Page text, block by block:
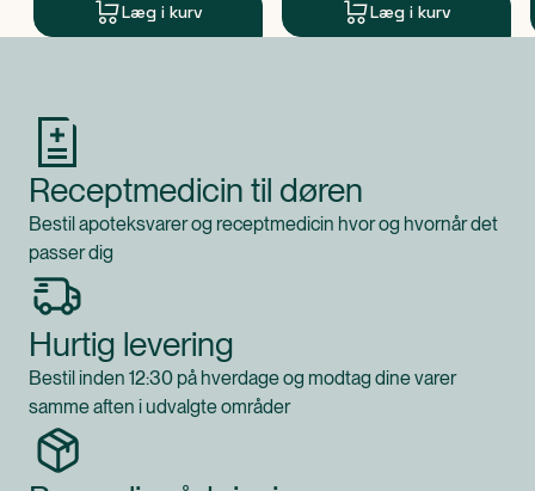
Læg i kurv Læg i kurv
Receptmedicin til døren
Bestil apoteksvarer og receptmedicin hvor og hvornår det
passer dig
Hurtig levering
Bestil inden 12:30 på hverdage og modtag dine varer
samme aften i udvalgte områder